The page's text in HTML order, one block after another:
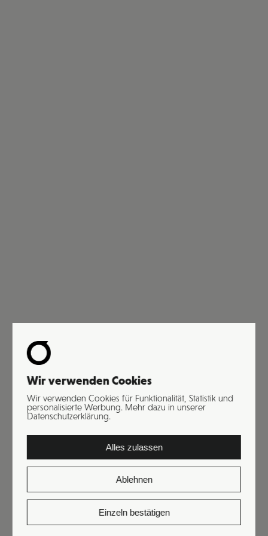
Online & Offline Marketing, Druckerei & Werbetechnik,
Online & Offline Marketing, Druckerei & Werbetechnik,
Wir verwenden Cookies
Wir verwenden Cookies für Funktionalität, Statistik und
personalisierte Werbung. Mehr dazu in unserer
Datenschutzerklärung.
Alles zulassen
Ablehnen
Einzeln bestätigen